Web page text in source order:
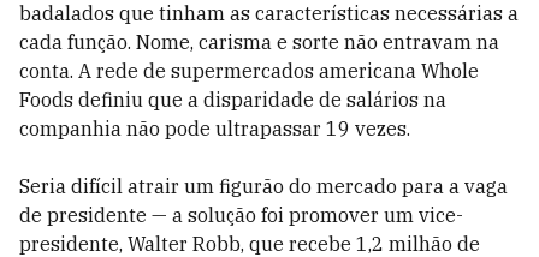
badalados que tinham as características necessárias a
cada função. Nome, carisma e sorte não entravam na
conta. A rede de supermercados americana Whole
Foods definiu que a disparidade de salários na
companhia não pode ultrapassar 19 vezes.
Seria difícil atrair um figurão do mercado para a vaga
de presidente — a solução foi promover um vice-
presidente, Walter Robb, que recebe 1,2 milhão de